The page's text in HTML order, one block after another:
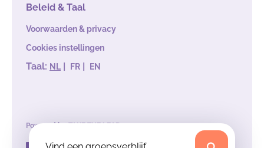
Beleid & Taal
Voorwaarden & privacy
Cookies instellingen
Taal: NL | FR | EN
Powered byTAKE THE LEAD